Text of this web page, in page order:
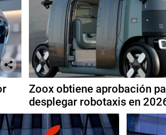
Zoox obtiene aprobación
desplegar robotaxis en